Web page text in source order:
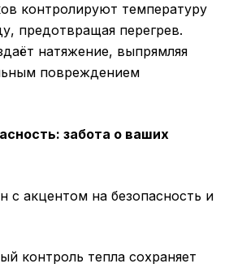
контролируют температуру
предотвращая перегрев.
натяжение, выпрямляя
повреждением
забота о ваших
с акцентом на безопасность и
контроль тепла сохраняет